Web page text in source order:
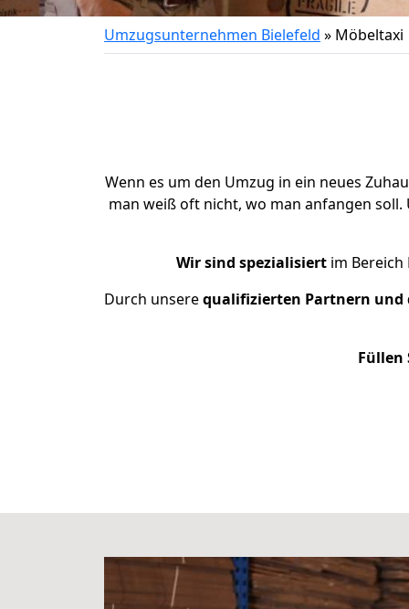
Umzugsunternehmen Bielefeld » Möbeltaxi
Wenn es um den Umzug in ein neues
man weiß oft nicht, wo man anfangen
Wir sind spezialisiert im
Durch unserequalifizierten Partnern und
Füllen